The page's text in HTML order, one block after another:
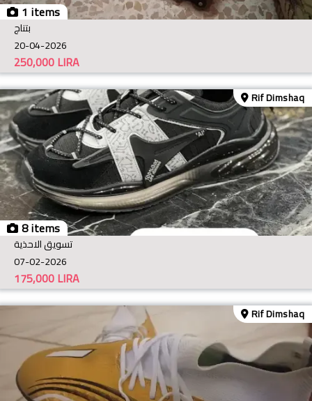
1 items
بتناج
20-04-2026
LIRA
250,000
8 items
Rif Dimshaq
تسويق الاحذية
07-02-2026
LIRA
175,000
Rif Dimshaq